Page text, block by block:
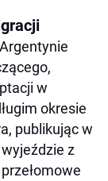
w
okresie
publikując w
z